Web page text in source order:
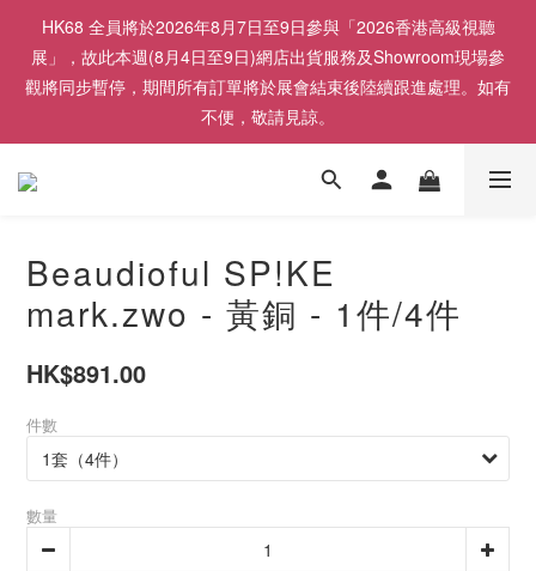
HK68 全員將於2026年8月7日至9日參與「2026香港高級視聽
展」，故此本週(8月4日至9日)網店出貨服務及Showroom現場參
觀將同步暫停，期間所有訂單將於展會結束後陸續跟進處理。如有
不便，敬請見諒。
Beaudioful SP!KE
mark.zwo - 黃銅 - 1件/4件
HK$891.00
件數
數量